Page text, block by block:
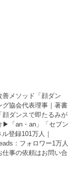
メソッド「顔ダン
グ協会代表理事｜著書
顔ダンスで即たるみが
▶︎「an・an」「セブン
ル登録101万人｜
：フォロワー1万人
仕事の依頼はお問い合